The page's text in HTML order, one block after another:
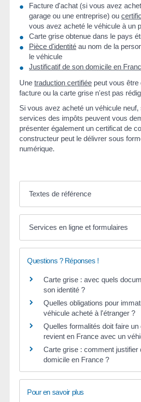
Facture d'achat (si vous avez
garage ou une entreprise) ou
vous avez acheté le véhicule à un
Carte grise obtenue dans le pays
Pièce d'identité au nom de la
le véhicule
Justificatif de son domicile en
Une traduction certifiée peut vous être
facture ou la carte grise n'est pas
Si vous avez acheté un véhicule
services des impôts peuvent vous
présenter également un certificat de
constructeur peut le délivrer sous
numérique.
Textes de référence
Services en ligne et formulaires
Questions ? Réponses !
Carte grise : avec quels
son identité ?
Quelles obligations pour
véhicule acheté à l'étranger ?
Quelles formalités doit faire un
revient en France avec un
Carte grise : comment justifier
domicile en France ?
Pour en savoir plus